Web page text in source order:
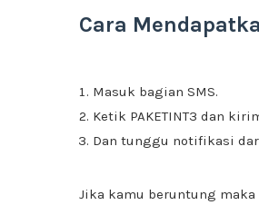
Cara
Masuk bagian SMS.
Ketik PAKETINT3 dan kirim
Dan tunggu notifikasi
Jika kamu beruntung maka